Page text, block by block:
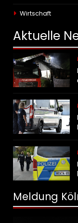
Wirtschaft
Aktuelle
Meldung